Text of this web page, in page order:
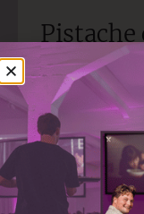
Pistache
Pizza met
groenten